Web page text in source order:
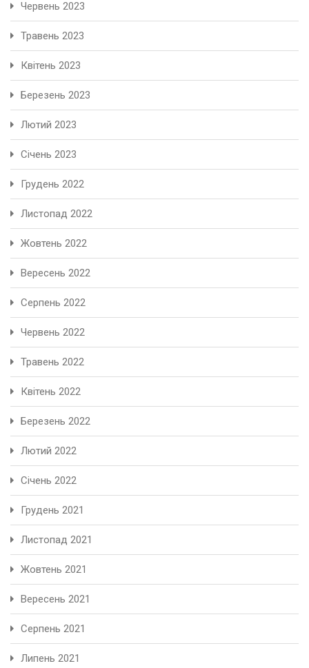
Червень 2023
Травень 2023
Квітень 2023
Березень 2023
Лютий 2023
Січень 2023
Грудень 2022
Листопад 2022
Жовтень 2022
Вересень 2022
Серпень 2022
Червень 2022
Травень 2022
Квітень 2022
Березень 2022
Лютий 2022
Січень 2022
Грудень 2021
Листопад 2021
Жовтень 2021
Вересень 2021
Серпень 2021
Липень 2021